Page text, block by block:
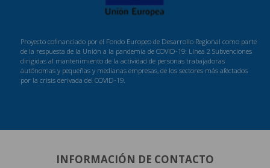
Proyecto cofinanciado por el Fondo Europeo de Desarrollo Regional como parte
de la respuesta de la Unión a la pandemia de COVID-19: Línea 2 Subvenciones
dirigidas al mantenimiento de la actividad de personas trabajadoras
autónomas y pequeñas y medianas empresas, de los sectores más afectados
por la crisis derivada del COVID-19.
INFORMACIÓN DE CONTACTO